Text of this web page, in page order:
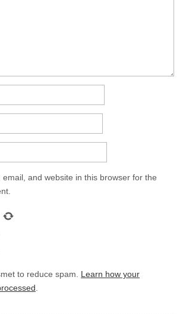
email, and website in this browser for the
to reduce spam. Learn how your